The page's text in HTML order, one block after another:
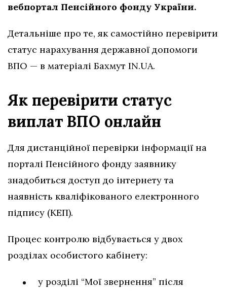
вебпортал Пенсійного фонду України.
Детальніше про те, як самостійно перевірити
статус нарахування державної допомоги
ВПО — в матеріалі Бахмут IN.UA.
Як перевірити статус
виплат ВПО онлайн
Для дистанційної перевірки інформації на
порталі Пенсійного фонду заявнику
знадобиться доступ до інтернету та
наявність кваліфікованого електронного
підпису (КЕП).
Процес контролю відбувається у двох
розділах особистого кабінету:
у розділі “Мої звернення” після